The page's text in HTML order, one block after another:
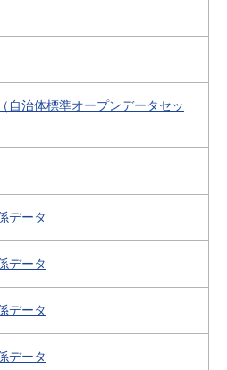
自治体標準オープンデータセッ
データ
データ
データ
データ